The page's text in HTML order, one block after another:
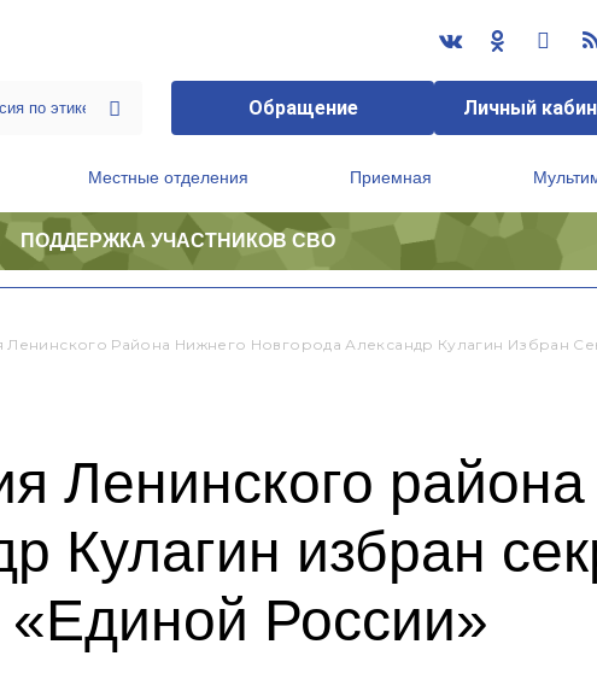
Обращение Личный
Местные отделения Приемная
ПОДДЕРЖКА УЧАСТНИКОВ СВО
Ленинского Района Нижнего Новгорода Александр Кулагин Избран
Ленинского
Кулагин избран
«Единой России»